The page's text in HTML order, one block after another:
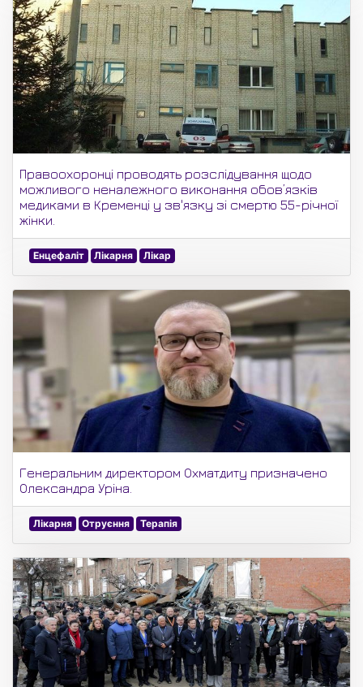
Правоохоронці проводять розслідування щодо
можливого неналежного виконання обов’язків
медиками в Кременці у зв'язку зі смертю 55-річної
жінки.
Енцефаліт Лікарня Лікар
Генеральним директором Охматдиту призначено
Олександра Уріна.
Лікарня Отруєння Терапія